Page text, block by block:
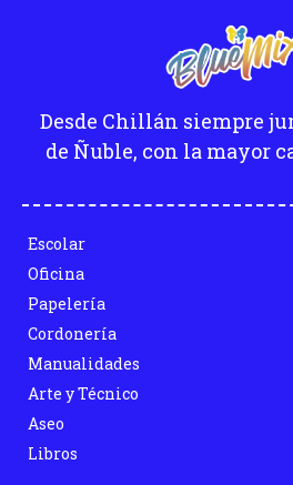
Desde Chillán siempre
de Ñuble, con la mayor
Escolar
Oficina
Papelería
Cordonería
Manualidades
Arte y Técnico
Aseo
Libros